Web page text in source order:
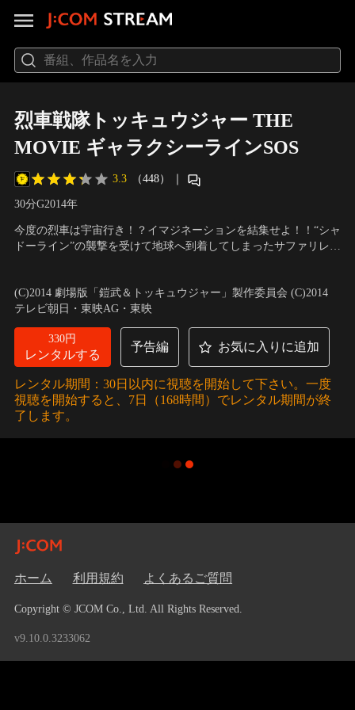
烈車戦隊トッキュウジャー THE
MOVIE ギャラクシーラインSOS
3.3 （448） ｜
30分G2014年
今度の烈車は宇宙行き！？イマジネーションを結集せよ！！“シャ
ドーライン”の襲撃を受けて地球へ到着してしまったサファリレッ
ャーは、「ギャラクシーライン」を守ることができるのか？
(C)2014 劇場版「鎧武＆トッキュウジャー」製作委員会 (C)2014
テレビ朝日・東映AG・東映
330円
レンタルする
予告編 お気に入りに追加
レンタル期間：30日以内に視聴を開始して下さい。一度
視聴を開始すると、7日（168時間）でレンタル期間が終
了します。
ホーム 利用規約 よくあるご質問
Copyright © JCOM Co., Ltd. All Rights Reserved.
v9.10.0.3233062